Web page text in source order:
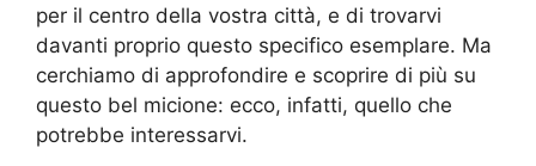
per il centro della vostra città, e di trovarvi
davanti proprio questo specifico esemplare. Ma
cerchiamo di approfondire e scoprire di più su
questo bel micione: ecco, infatti, quello che
potrebbe interessarvi.